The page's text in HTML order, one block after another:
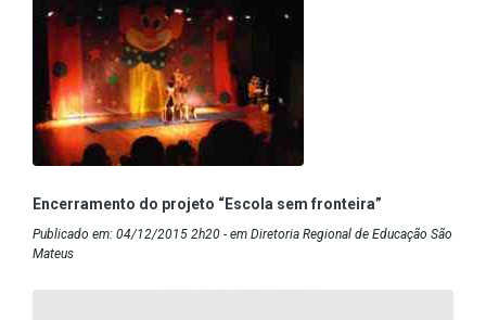
Encerramento do projeto “Escola sem fronteira”
Publicado em: 04/12/2015 2h20 - em Diretoria Regional de Educação São
Mateus